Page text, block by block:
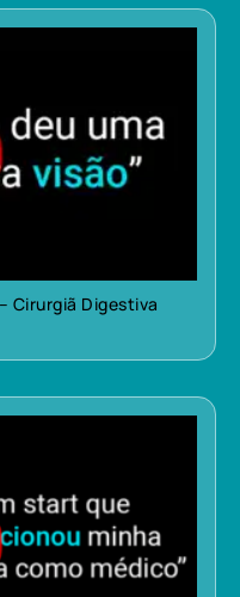
Cirurgiã Digestiva